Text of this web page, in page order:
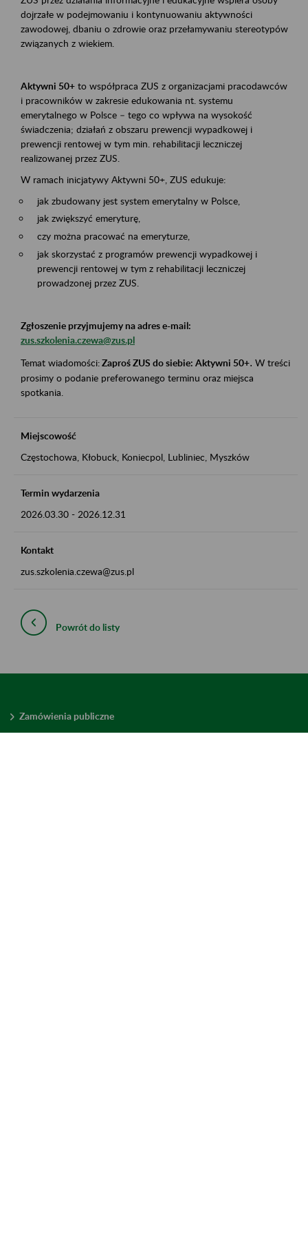
dojrzałe w podejmowaniu i kontynuowaniu aktywności
zawodowej, dbaniu o zdrowie oraz przełamywaniu stereotypów
związanych z wiekiem.
Aktywni 50+ to współpraca ZUS z organizacjami pracodawców
i pracowników w zakresie edukowania nt. systemu
emerytalnego w Polsce – tego co wpływa na wysokość
świadczenia; działań z obszaru prewencji wypadkowej i
prewencji rentowej w tym min. rehabilitacji leczniczej
realizowanej przez ZUS.
W ramach inicjatywy Aktywni 50+, ZUS edukuje:
jak zbudowany jest system emerytalny w Polsce,
jak zwiększyć emeryturę,
czy można pracować na emeryturze,
jak skorzystać z programów prewencji wypadkowej i
prewencji rentowej w tym z rehabilitacji leczniczej
prowadzonej przez ZUS.
Zgłoszenie przyjmujemy na adres e-mail:
zus.szkolenia.czewa@zus.pl
Temat wiadomości:Zaproś ZUS do siebie: Aktywni 50+. W treści
prosimy o podanie preferowanego terminu oraz miejsca
spotkania.
Miejscowość
Częstochowa, Kłobuck, Koniecpol, Lubliniec, Myszków
Termin wydarzenia
2026.03.30 - 2026.12.31
Kontakt
zus.szkolenia.czewa@zus.pl
Powrót do listy
Zamówienia publiczne